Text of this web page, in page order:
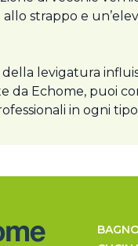
allo strappo e
della levigatura
da Echome, puoi
in ogni